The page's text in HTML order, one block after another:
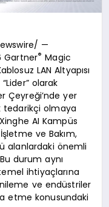
—
Gartner® Magic
LAN Altyapısı
olarak
Çeyreği’nde yer
tedarikçi olmaya
AI Kampüs
ve Bakım,
alanlardaki önemli
durum aynı
ihtiyaçlarına
ve endüstriler
etme konusundaki